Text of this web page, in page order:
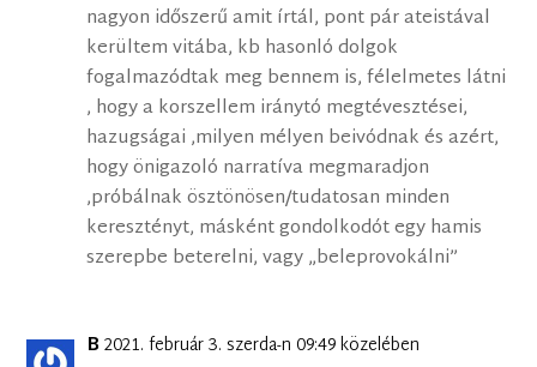
nagyon időszerű amit írtál, pont pár ateistával
kerültem vitába, kb hasonló dolgok
fogalmazódtak meg bennem is, félelmetes látni
, hogy a korszellem iránytó megtévesztései,
hazugságai ,milyen mélyen beivódnak és azért,
hogy önigazoló narratíva megmaradjon
,próbálnak ösztönösen/tudatosan minden
keresztényt, másként gondolkodót egy hamis
szerepbe beterelni, vagy „beleprovokálni”
B 2021. február 3. szerda-n 09:49 közelében